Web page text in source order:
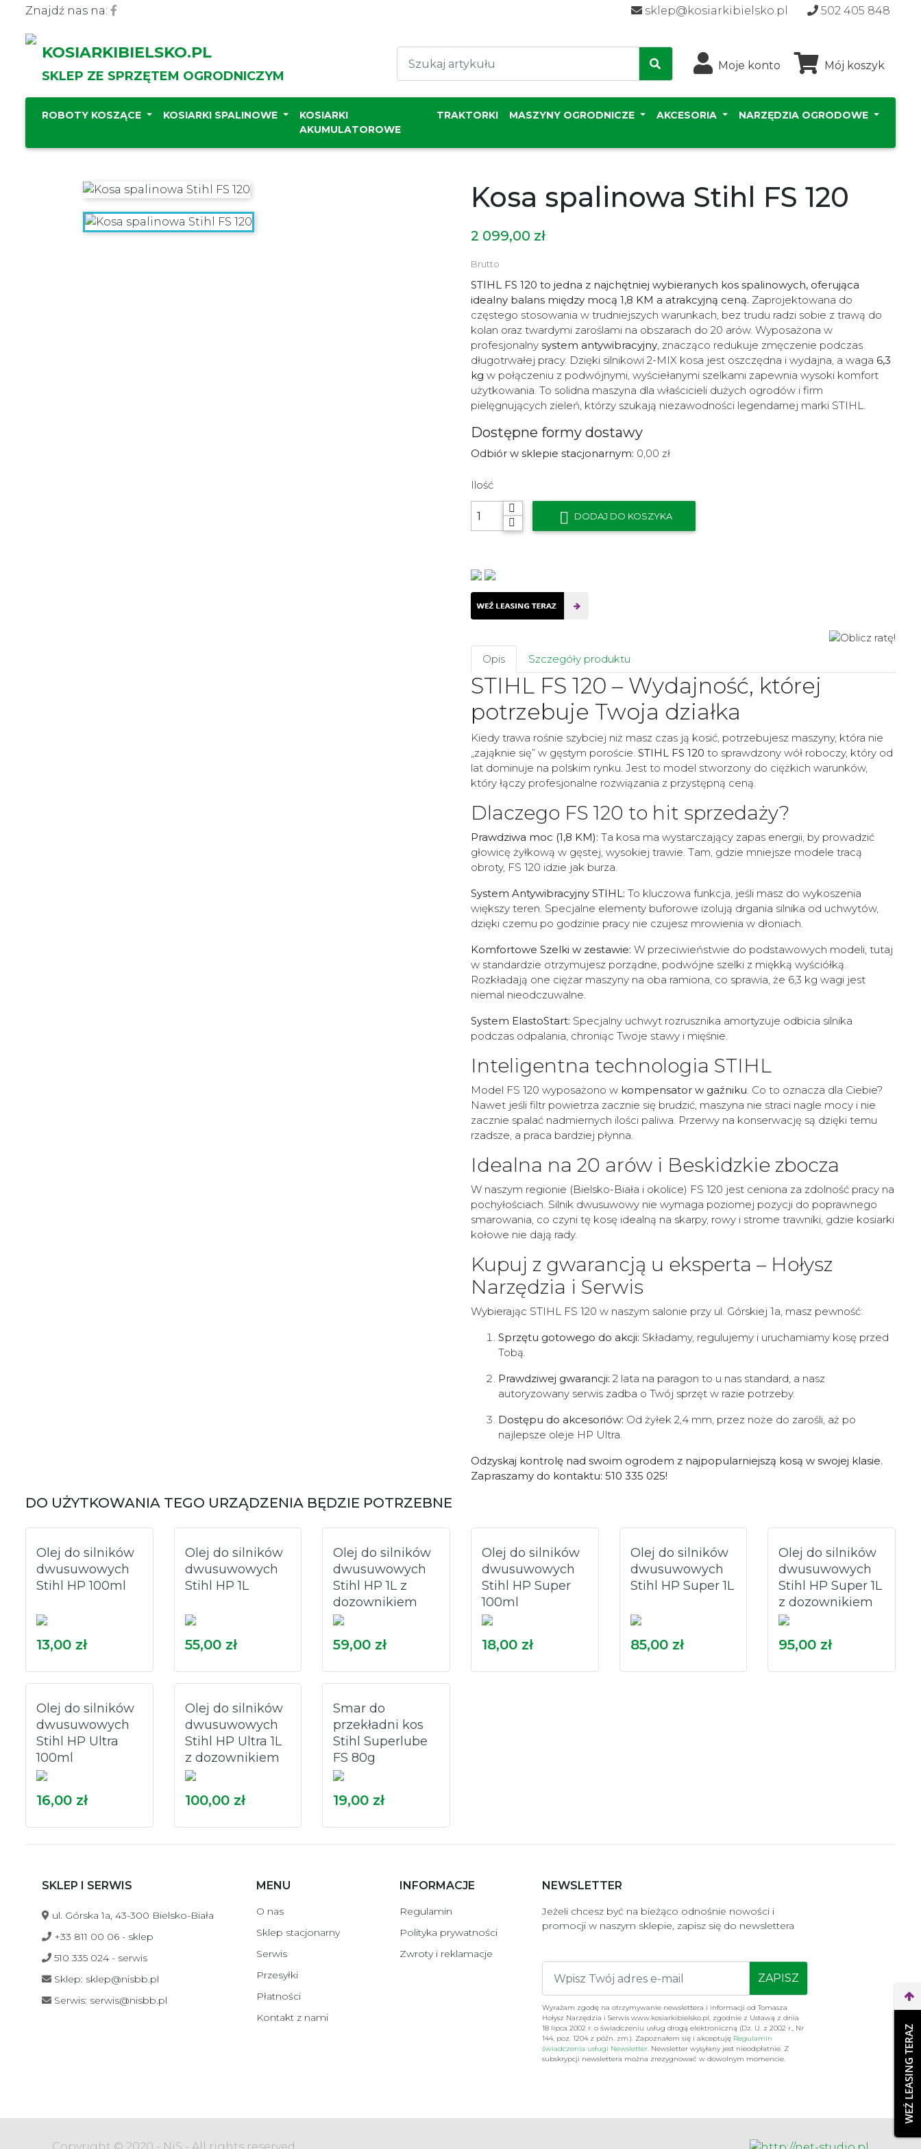
Znajdź nas na: sklep@kosiarkibielsko.pl 502 405 848
KOSIARKIBIELSKO.PL
SKLEP ZE SPRZĘTEM OGRODNICZYM
Moje konto Mój koszyk
ROBOTY KOSZĄCE KOSIARKI SPALINOWE
KOSIARKI
AKUMULATOROWE
TRAKTORKI MASZYNY OGRODNICZE AKCESORIA NARZĘDZIA OGRODOWE
Kosa spalinowa Stihl FS 120
2 099,00 zł
Brutto
STIHL FS 120 to jedna z najchętniej wybieranych kos spalinowych, oferująca
idealny balans między mocą 1,8 KM a atrakcyjną ceną. Zaprojektowana do
częstego stosowania w trudniejszych warunkach, bez trudu radzi sobie z trawą do
kolan oraz twardymi zaroślami na obszarach do 20 arów. Wyposażona w
profesjonalny system antywibracyjny, znacząco redukuje zmęczenie podczas
długotrwałej pracy. Dzięki silnikowi 2-MIX kosa jest oszczędna i wydajna, a waga 6,3
kg w połączeniu z podwójnymi, wyściełanymi szelkami zapewnia wysoki komfort
użytkowania. To solidna maszyna dla właścicieli dużych ogrodów i firm
pielęgnujących zieleń, którzy szukają niezawodności legendarnej marki STIHL.
Dostępne formy dostawy
Odbiór w sklepie stacjonarnym: 0,00 zł
Ilość
 DODAJ DO KOSZYKA
Opis Szczegóły produktu
STIHL FS 120 – Wydajność, której
potrzebuje Twoja działka
Kiedy trawa rośnie szybciej niż masz czas ją kosić, potrzebujesz maszyny, która nie
„zająknie się” w gęstym poroście. STIHL FS 120 to sprawdzony wół roboczy, który od
lat dominuje na polskim rynku. Jest to model stworzony do ciężkich warunków,
który łączy profesjonalne rozwiązania z przystępną ceną.
Dlaczego FS 120 to hit sprzedaży?
Prawdziwa moc (1,8 KM): Ta kosa ma wystarczający zapas energii, by prowadzić
głowicę żyłkową w gęstej, wysokiej trawie. Tam, gdzie mniejsze modele tracą
obroty, FS 120 idzie jak burza.
System Antywibracyjny STIHL: To kluczowa funkcja, jeśli masz do wykoszenia
większy teren. Specjalne elementy buforowe izolują drgania silnika od uchwytów,
dzięki czemu po godzinie pracy nie czujesz mrowienia w dłoniach.
Komfortowe Szelki w zestawie: W przeciwieństwie do podstawowych modeli, tutaj
w standardzie otrzymujesz porządne, podwójne szelki z miękką wyściółką.
Rozkładają one ciężar maszyny na oba ramiona, co sprawia, że 6,3 kg wagi jest
niemal nieodczuwalne.
System ElastoStart: Specjalny uchwyt rozrusznika amortyzuje odbicia silnika
podczas odpalania, chroniąc Twoje stawy i mięśnie.
Inteligentna technologia STIHL
Model FS 120 wyposażono w kompensator w gaźniku. Co to oznacza dla Ciebie?
Nawet jeśli filtr powietrza zacznie się brudzić, maszyna nie straci nagle mocy i nie
zacznie spalać nadmiernych ilości paliwa. Przerwy na konserwację są dzięki temu
rzadsze, a praca bardziej płynna.
Idealna na 20 arów i Beskidzkie zbocza
W naszym regionie (Bielsko-Biała i okolice) FS 120 jest ceniona za zdolność pracy na
pochyłościach. Silnik dwusuwowy nie wymaga poziomej pozycji do poprawnego
smarowania, co czyni tę kosę idealną na skarpy, rowy i strome trawniki, gdzie kosiarki
kołowe nie dają rady.
Kupuj z gwarancją u eksperta – Hołysz
Narzędzia i Serwis
Wybierając STIHL FS 120 w naszym salonie przy ul. Górskiej 1a, masz pewność:
Sprzętu gotowego do akcji: Składamy, regulujemy i uruchamiamy kosę przed
Tobą.
Prawdziwej gwarancji: 2 lata na paragon to u nas standard, a nasz
autoryzowany serwis zadba o Twój sprzęt w razie potrzeby.
Dostępu do akcesoriów: Od żyłek 2,4 mm, przez noże do zarośli, aż po
najlepsze oleje HP Ultra.
Odzyskaj kontrolę nad swoim ogrodem z najpopularniejszą kosą w swojej klasie.
Zapraszamy do kontaktu: 510 335 025!
DO UŻYTKOWANIA TEGO URZĄDZENIA BĘDZIE POTRZEBNE
Olej do silników
dwusuwowych
Stihl HP 100ml
13,00 zł
Olej do silników
dwusuwowych
Stihl HP 1L
55,00 zł
Olej do silników
dwusuwowych
Stihl HP 1L z
dozownikiem
59,00 zł
Olej do silników
dwusuwowych
Stihl HP Super
100ml
18,00 zł
Olej do silników
dwusuwowych
Stihl HP Super 1L
85,00 zł
Olej do silników
dwusuwowych
Stihl HP Super 1L
z dozownikiem
95,00 zł
Olej do silników
dwusuwowych
Stihl HP Ultra
100ml
16,00 zł
Olej do silników
dwusuwowych
Stihl HP Ultra 1L
z dozownikiem
100,00 zł
Smar do
przekładni kos
Stihl Superlube
FS 80g
19,00 zł
SKLEP I SERWIS
ul. Górska 1a, 43-300 Bielsko-Biała
+33 811 00 06 - sklep
510 335 024 - serwis
Sklep: sklep@nisbb.pl
Serwis: serwis@nisbb.pl
MENU
O nas
Sklep stacjonarny
Serwis
Przesyłki
Płatności
Kontakt z nami
INFORMACJE
Regulamin
Polityka prywatności
Zwroty i reklamacje
NEWSLETTER
Jeżeli chcesz być na bieżąco odnośnie nowości i
promocji w naszym sklepie, zapisz się do newslettera
ZAPISZ
Wyrażam zgodę na otrzymywanie newslettera i informacji od Tomasza
Hołysz Narzędzia i Serwis www.kosiarkibielsko.pl, zgodnie z Ustawą z dnia
18 lipca 2002 r. o świadczeniu usług drogą elektroniczną (Dz. U. z 2002 r., Nr
144, poz. 1204 z późn. zm.). Zapoznałem się i akceptuję Regulamin
świadczenia usługi Newsletter. Newsletter wysyłany jest nieodpłatnie. Z
subskrypcji newslettera można zrezygnować w dowolnym momencie.
WEŹ LEASING TERAZ